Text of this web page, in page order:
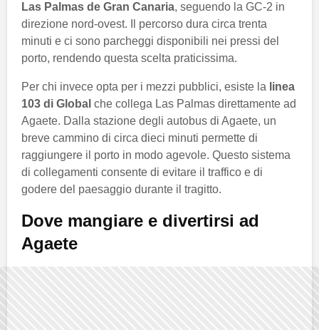
Las Palmas de Gran Canaria, seguendo la GC-2 in
direzione nord-ovest. Il percorso dura circa trenta
minuti e ci sono parcheggi disponibili nei pressi del
porto, rendendo questa scelta praticissima.
Per chi invece opta per i mezzi pubblici, esiste la linea
103 di Global che collega Las Palmas direttamente ad
Agaete. Dalla stazione degli autobus di Agaete, un
breve cammino di circa dieci minuti permette di
raggiungere il porto in modo agevole. Questo sistema
di collegamenti consente di evitare il traffico e di
godere del paesaggio durante il tragitto.
Dove mangiare e divertirsi ad
Agaete